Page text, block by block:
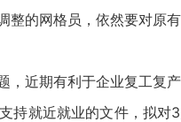
的网格员，依然要对原有
，近期有利于企业复工复
持就近就业的文件，拟